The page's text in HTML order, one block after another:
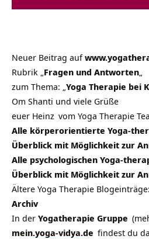
Neuer Beitrag auf
Rubrik Fragen und Antworten
zum Thema: Yoga Therapie bei
Om Shanti und viele Grüße
euer Heinz vom Yoga Therapie
Alle körperorientierte Yoga-
Überblick mit Möglichkeit zur
Alle psychologischen Yoga-
Überblick mit Möglichkeit zur
Ältere Yoga Therapie Blogeinträge:
Archiv
In der Yogatherapie Gruppe
mein.yoga-vidya.de findest du